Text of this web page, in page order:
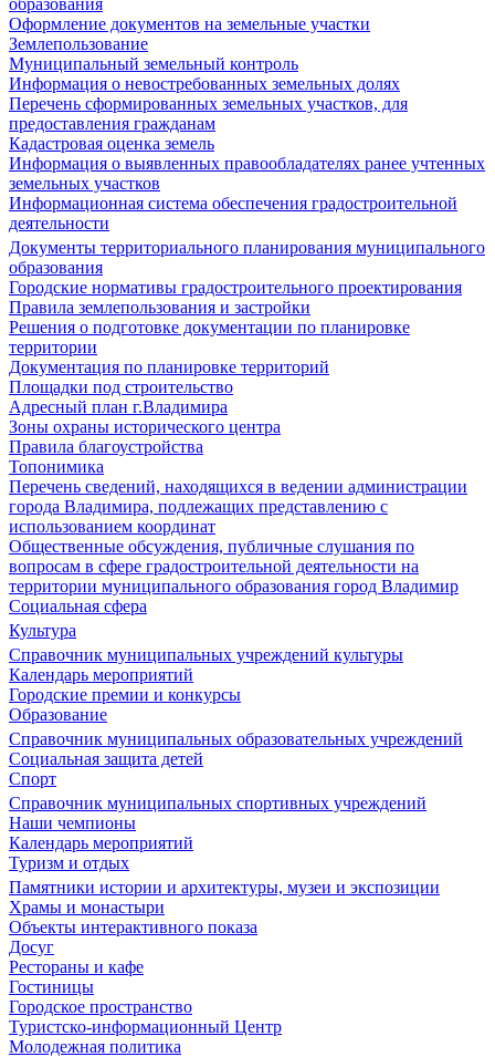
образования
Оформление документов на земельные участки
Землепользование
Муниципальный земельный контроль
Информация о невостребованных земельных долях
Перечень сформированных земельных участков, для
предоставления гражданам
Кадастровая оценка земель
Информация о выявленных правообладателях ранее учтенных
земельных участков
Информационная система обеспечения градостроительной
деятельности
Документы территориального планирования муниципального
образования
Городские нормативы градостроительного проектирования
Правила землепользования и застройки
Решения о подготовке документации по планировке
территории
Документация по планировке территорий
Площадки под строительство
Адресный план г.Владимира
Зоны охраны исторического центра
Правила благоустройства
Топонимика
Перечень сведений, находящихся в ведении администрации
города Владимира, подлежащих представлению с
использованием координат
Общественные обсуждения, публичные слушания по
вопросам в сфере градостроительной деятельности на
территории муниципального образования город Владимир
Социальная сфера
Культура
Справочник муниципальных учреждений культуры
Календарь мероприятий
Городские премии и конкурсы
Образование
Справочник муниципальных образовательных учреждений
Социальная защита детей
Спорт
Справочник муниципальных спортивных учреждений
Наши чемпионы
Календарь мероприятий
Туризм и отдых
Памятники истории и архитектуры, музеи и экспозиции
Храмы и монастыри
Объекты интерактивного показа
Досуг
Рестораны и кафе
Гостиницы
Городское пространство
Туристско-информационный Центр
Молодежная политика